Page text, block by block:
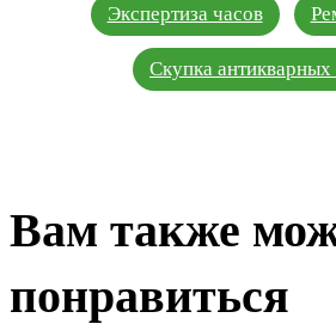
Экспертиза часов
Скупка антикварных
Вам также
понравиться